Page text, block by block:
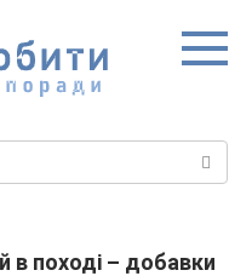
в поході – добавки